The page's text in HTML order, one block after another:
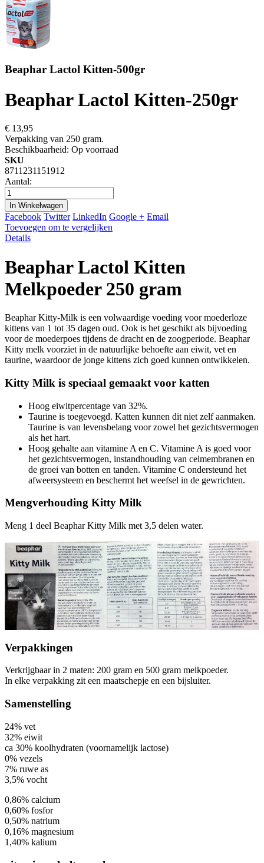
Beaphar Lactol Kitten-500gr
Beaphar Lactol Kitten-250gr
€ 13,95
Verpakking van 250 gram.
Beschikbaarheid: Op voorraad
SKU
8711231151912
Aantal:
In Winkelwagen
Facebook Twitter LinkedIn Google + Email
Toevoegen om te vergelijken
Details
Beaphar Lactol Kitten
Melkpoeder 250 gram
Beaphar Kitty-Milk is een volwaardige voeding voor moederloze
kittens van 1 tot 35 dagen oud. Ook is het geschikt als bijvoeding
voor de moederpoes tijdens de dracht en de zoogperiode. Beaphar
Kitty melk voorziet in de natuurlijke behoefte aan eiwit, vet en
taurine, waardoor de jonge kittens zich goed kunnen ontwikkelen.
Kitty Milk is speciaal gemaakt voor katten
Hoog eiwitpercentage van 32%.
Taurine is toegevoegd. Katten kunnen dit niet zelf aanmaken.
Taurine is van levensbelang voor zowel het gezichtsvermogen
als het hart.
Hoog gehalte aan vitamine A en C. Vitamine A is goed voor
het gezichtsvermogen, instandhouding van celmembranen en
de groei van botten en tanden. Vitamine C ondersteund het
afweersysteem en beschermt het weefsel in de gewrichten.
Mengverhouding Kitty Milk
Meng 1 deel Beaphar Kitty Milk met 3,5 delen water.
Verpakkingen
Verkrijgbaar in 2 maten: 200 gram en 500 gram melkpoeder.
In elke verpakking zit een maatschepje en een bijsluiter.
Samenstelling
24% vet
32% eiwit
ca 30% koolhydraten (voornamelijk lactose)
0% vezels
7% ruwe as
3,5% vocht
0,86% calcium
0,60% fosfor
0,50% natrium
0,16% magnesium
1,40% kalium